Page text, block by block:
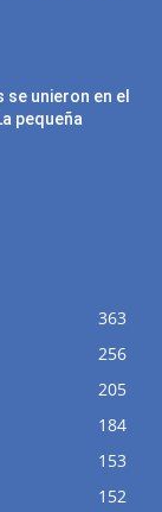
unieron en el
pequeña
363
256
205
184
153
152